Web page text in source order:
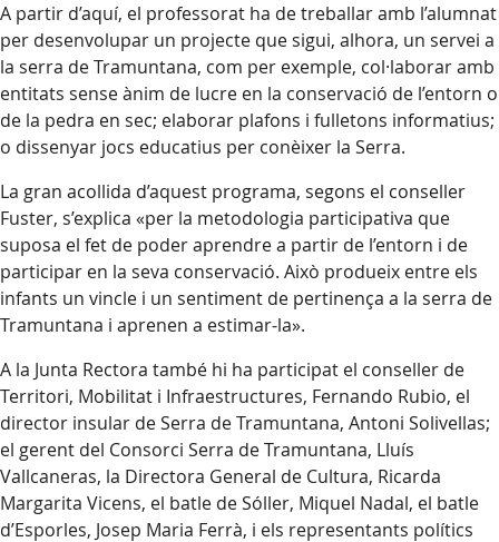
A partir d’aquí, el professorat ha de treballar amb l’alumnat
per desenvolupar un projecte que sigui, alhora, un servei a
la serra de Tramuntana, com per exemple, col·laborar amb
entitats sense ànim de lucre en la conservació de l’entorn o
de la pedra en sec; elaborar plafons i fulletons informatius;
o dissenyar jocs educatius per conèixer la Serra.
La gran acollida d’aquest programa, segons el conseller
Fuster, s’explica «per la metodologia participativa que
suposa el fet de poder aprendre a partir de l’entorn i de
participar en la seva conservació. Això produeix entre els
infants un vincle i un sentiment de pertinença a la serra de
Tramuntana i aprenen a estimar-la».
A la Junta Rectora també hi ha participat el conseller de
Territori, Mobilitat i Infraestructures, Fernando Rubio, el
director insular de Serra de Tramuntana, Antoni Solivellas;
el gerent del Consorci Serra de Tramuntana, Lluís
Vallcaneras, la Directora General de Cultura, Ricarda
Margarita Vicens, el batle de Sóller, Miquel Nadal, el batle
d’Esporles, Josep Maria Ferrà, i els representants polítics